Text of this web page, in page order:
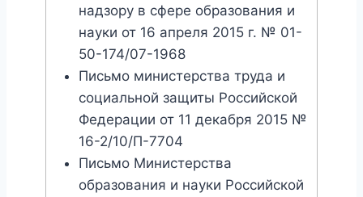
надзору в сфере образования и
науки от 16 апреля 2015 г. № 01-
50-174/07-1968
Письмо министерства труда и
социальной защиты Российской
Федерации от 11 декабря 2015 №
16-2/10/П-7704
Письмо Министерства
образования и науки Российской